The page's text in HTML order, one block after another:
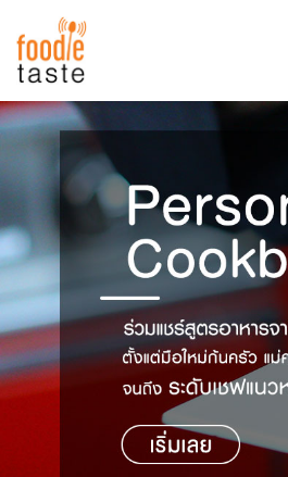
สูตรอาหาร
สูตรอาหารล่าสุด
Top Foodie
พาไปชิม
สารพันก้นครัว
เคล็ดลับน่ารู้
เปรียบเทียบหน่วยการตวง
เปรียบเทียบอุณหภูมิ
เปรียบเทียบน้ำหนักวัตถุ
FoodPedia
สร้าง Cookbook